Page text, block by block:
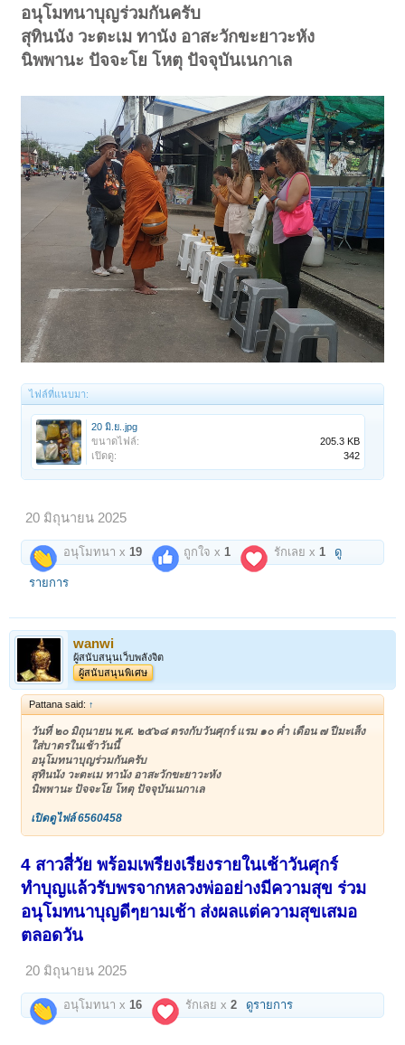
อนุโมทนาบุญร่วมกันครับ
สุทินนัง วะตะเม ทานัง อาสะวักขะยาวะหัง
นิพพานะ ปัจจะโย โหตุ ปัจจุบันเนกาเล
ไฟล์ที่แนบมา:
20 มิ.ย..jpg
ขนาดไฟล์:
205.3 KB
เปิดดู:
342
20 มิถุนายน 2025
อนุโมทนา x 19 ถูกใจ x 1 รักเลย x 1 ดู
รายการ
wanwi
ผู้สนับสนุนเว็บพลังจิต
ผู้สนับสนุนพิเศษ
Pattana said: ↑
วันที่ ๒๐ มิถุนายน พ.ศ. ๒๕๖๘ ตรงกับวันศุกร์ แรม ๑๐ ค่ำ เดือน ๗ ปีมะเส็ง
ใส่บาตรในเช้าวันนี้
อนุโมทนาบุญร่วมกันครับ
สุทินนัง วะตะเม ทานัง อาสะวักขะยาวะหัง
นิพพานะ ปัจจะโย โหตุ ปัจจุบันเนกาเล
เปิดดูไฟล์ 6560458
4 สาวสี่วัย พร้อมเพรียงเรียงรายในเช้าวันศุกร์
ทำบุญแล้วรับพรจากหลวงพ่ออย่างมีความสุข ร่วม
อนุโมทนาบุญดีๆยามเช้า ส่งผลแต่ความสุขเสมอ
ตลอดวัน
20 มิถุนายน 2025
อนุโมทนา x 16 รักเลย x2 ดูรายการ